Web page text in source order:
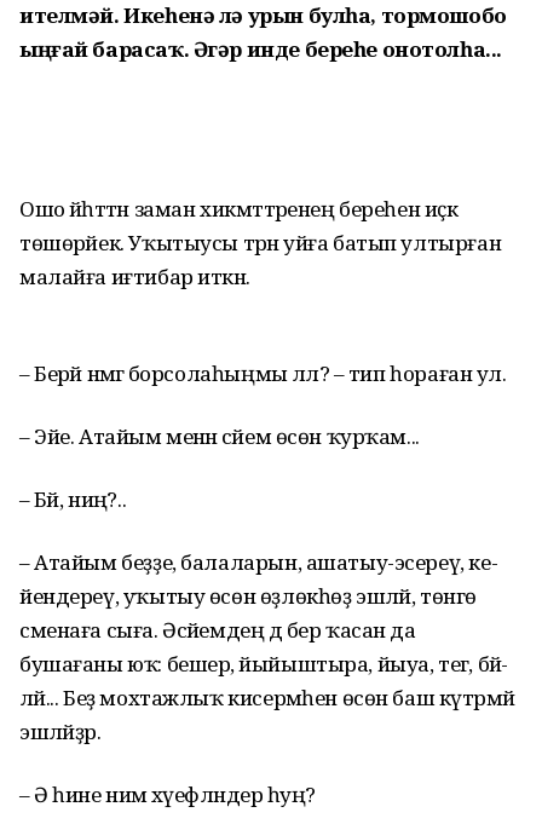
ителмәй. Икеһенә лә урын булһа, тормошобоҙ
ыңғай барасаҡ. Әгәр инде береһе онотолһа...
Ошо йәһәттән заман хик­мәттәренең бе­реһен иҫкә
төшөрәйек. Уҡы­тыу­сы тәрән уйға батып ул­тыр­ған
малайға иғтибар иткән.
– Берәй нәмәгә борсо­ла­һыңмы әллә? – тип һораған ул.
– Эйе. Атайым менән әсә­йем өсөн ҡурҡам...
– Бәй, ниңә?..
– Атайым беҙҙе, балаларын, ашатыу-эсереү, ке­
йен­дереү, уҡытыу өсөн өҙ­лөкһөҙ эшләй, төнгө
сме­на­ға сыға. Әсәйемдең дә бер ҡасан да
бушағаны юҡ: бешерә, йыйыштыра, йы­уа, тегә, бәй­
ләй... Беҙ мох­тажлыҡ кисер­мә­һен өсөн баш күтәрмәй
эшләйҙәр.
– Ә һине нимә хәүеф­ләндерә һуң?